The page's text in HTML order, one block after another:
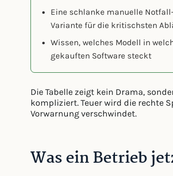
Eine schlanke manuelle
Variante für die kritischsten
Wissen, welches Modell in
gekauften Software steckt
Die Tabelle zeigt kein Drama,
kompliziert. Teuer wird die rechte
Vorwarnung verschwindet.
Was ein Betrieb